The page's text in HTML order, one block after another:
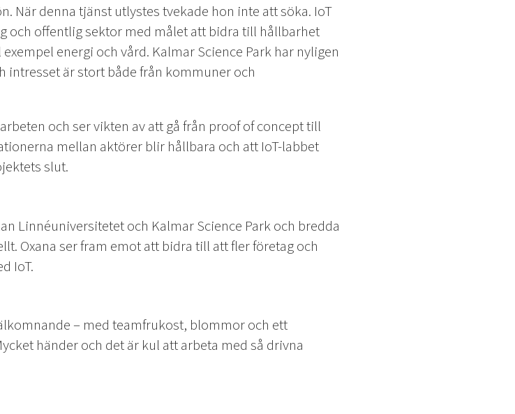
När denna tjänst utlystes tvekade hon inte att söka. IoT
och offentlig sektor med målet att bidra till hållbarhet
energi och vård. Kalmar Science Park har nyligen
intresset är stort både från kommuner och
och ser vikten av att gå från proof of concept till
mellan aktörer blir hållbara och att IoT-labbet
slut.
Linnéuniversitetet och Kalmar Science Park och bredda
Oxana ser fram emot att bidra till att fler företag och
IoT.
– med teamfrukost, blommor och ett
händer och det är kul att arbeta med så drivna